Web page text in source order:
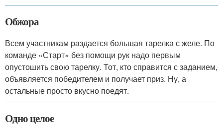
Обжора
Всем участникам раздается большая тарелка с желе. По
команде «Старт» без помощи рук надо первым
опустошить свою тарелку. Тот, кто справится с заданием,
объявляется победителем и получает приз. Ну, а
остальные просто вкусно поедят.
Одно целое